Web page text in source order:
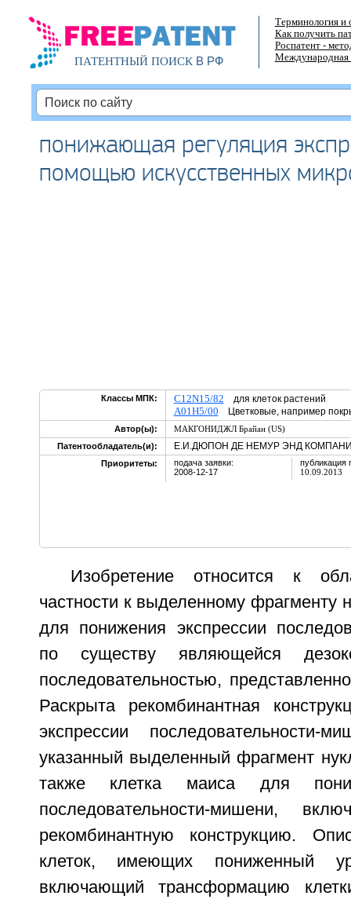
ПАТЕНТНЫЙ ПОИСКВ РФ
Терминология и
Как получить
Роспатент -
Международная
понижающая регуляция
помощью искусственных
Классы МПК: C12N15/82 для клеток растений
A01H5/00 Цветковые, например
Автор(ы):
МАКГОНИДЖЛ Брайан (US)
Патентообладатель(и):
Е.И.ДЮПОН ДЕ НЕМУР ЭНД КОМПАНИ
Приоритеты:
подача заявки:
2008-12-17
публикация
10.09.2013
Изобретение относится к
частности к выделенному фрагменту
для понижения экспрессии
по существу являющейся
последовательностью,
Раскрыта рекомбинантная
экспрессии последовательности-
указанный выделенный фрагмент
также клетка маиса для
последовательности-мишени,
рекомбинантную конструкцию.
клеток, имеющих пониженный
включающий трансформацию